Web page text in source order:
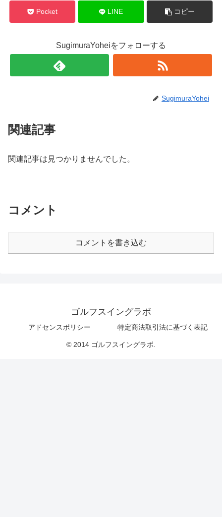
Pocket LINE コピー
SugimuraYoheiをフォローする
SugimuraYohei
関連記事
関連記事は見つかりませんでした。
コメント
コメントを書き込む
ゴルフスイングラボ
アドセンスポリシー 特定商法取引法に基づく表記
© 2014 ゴルフスイングラボ.